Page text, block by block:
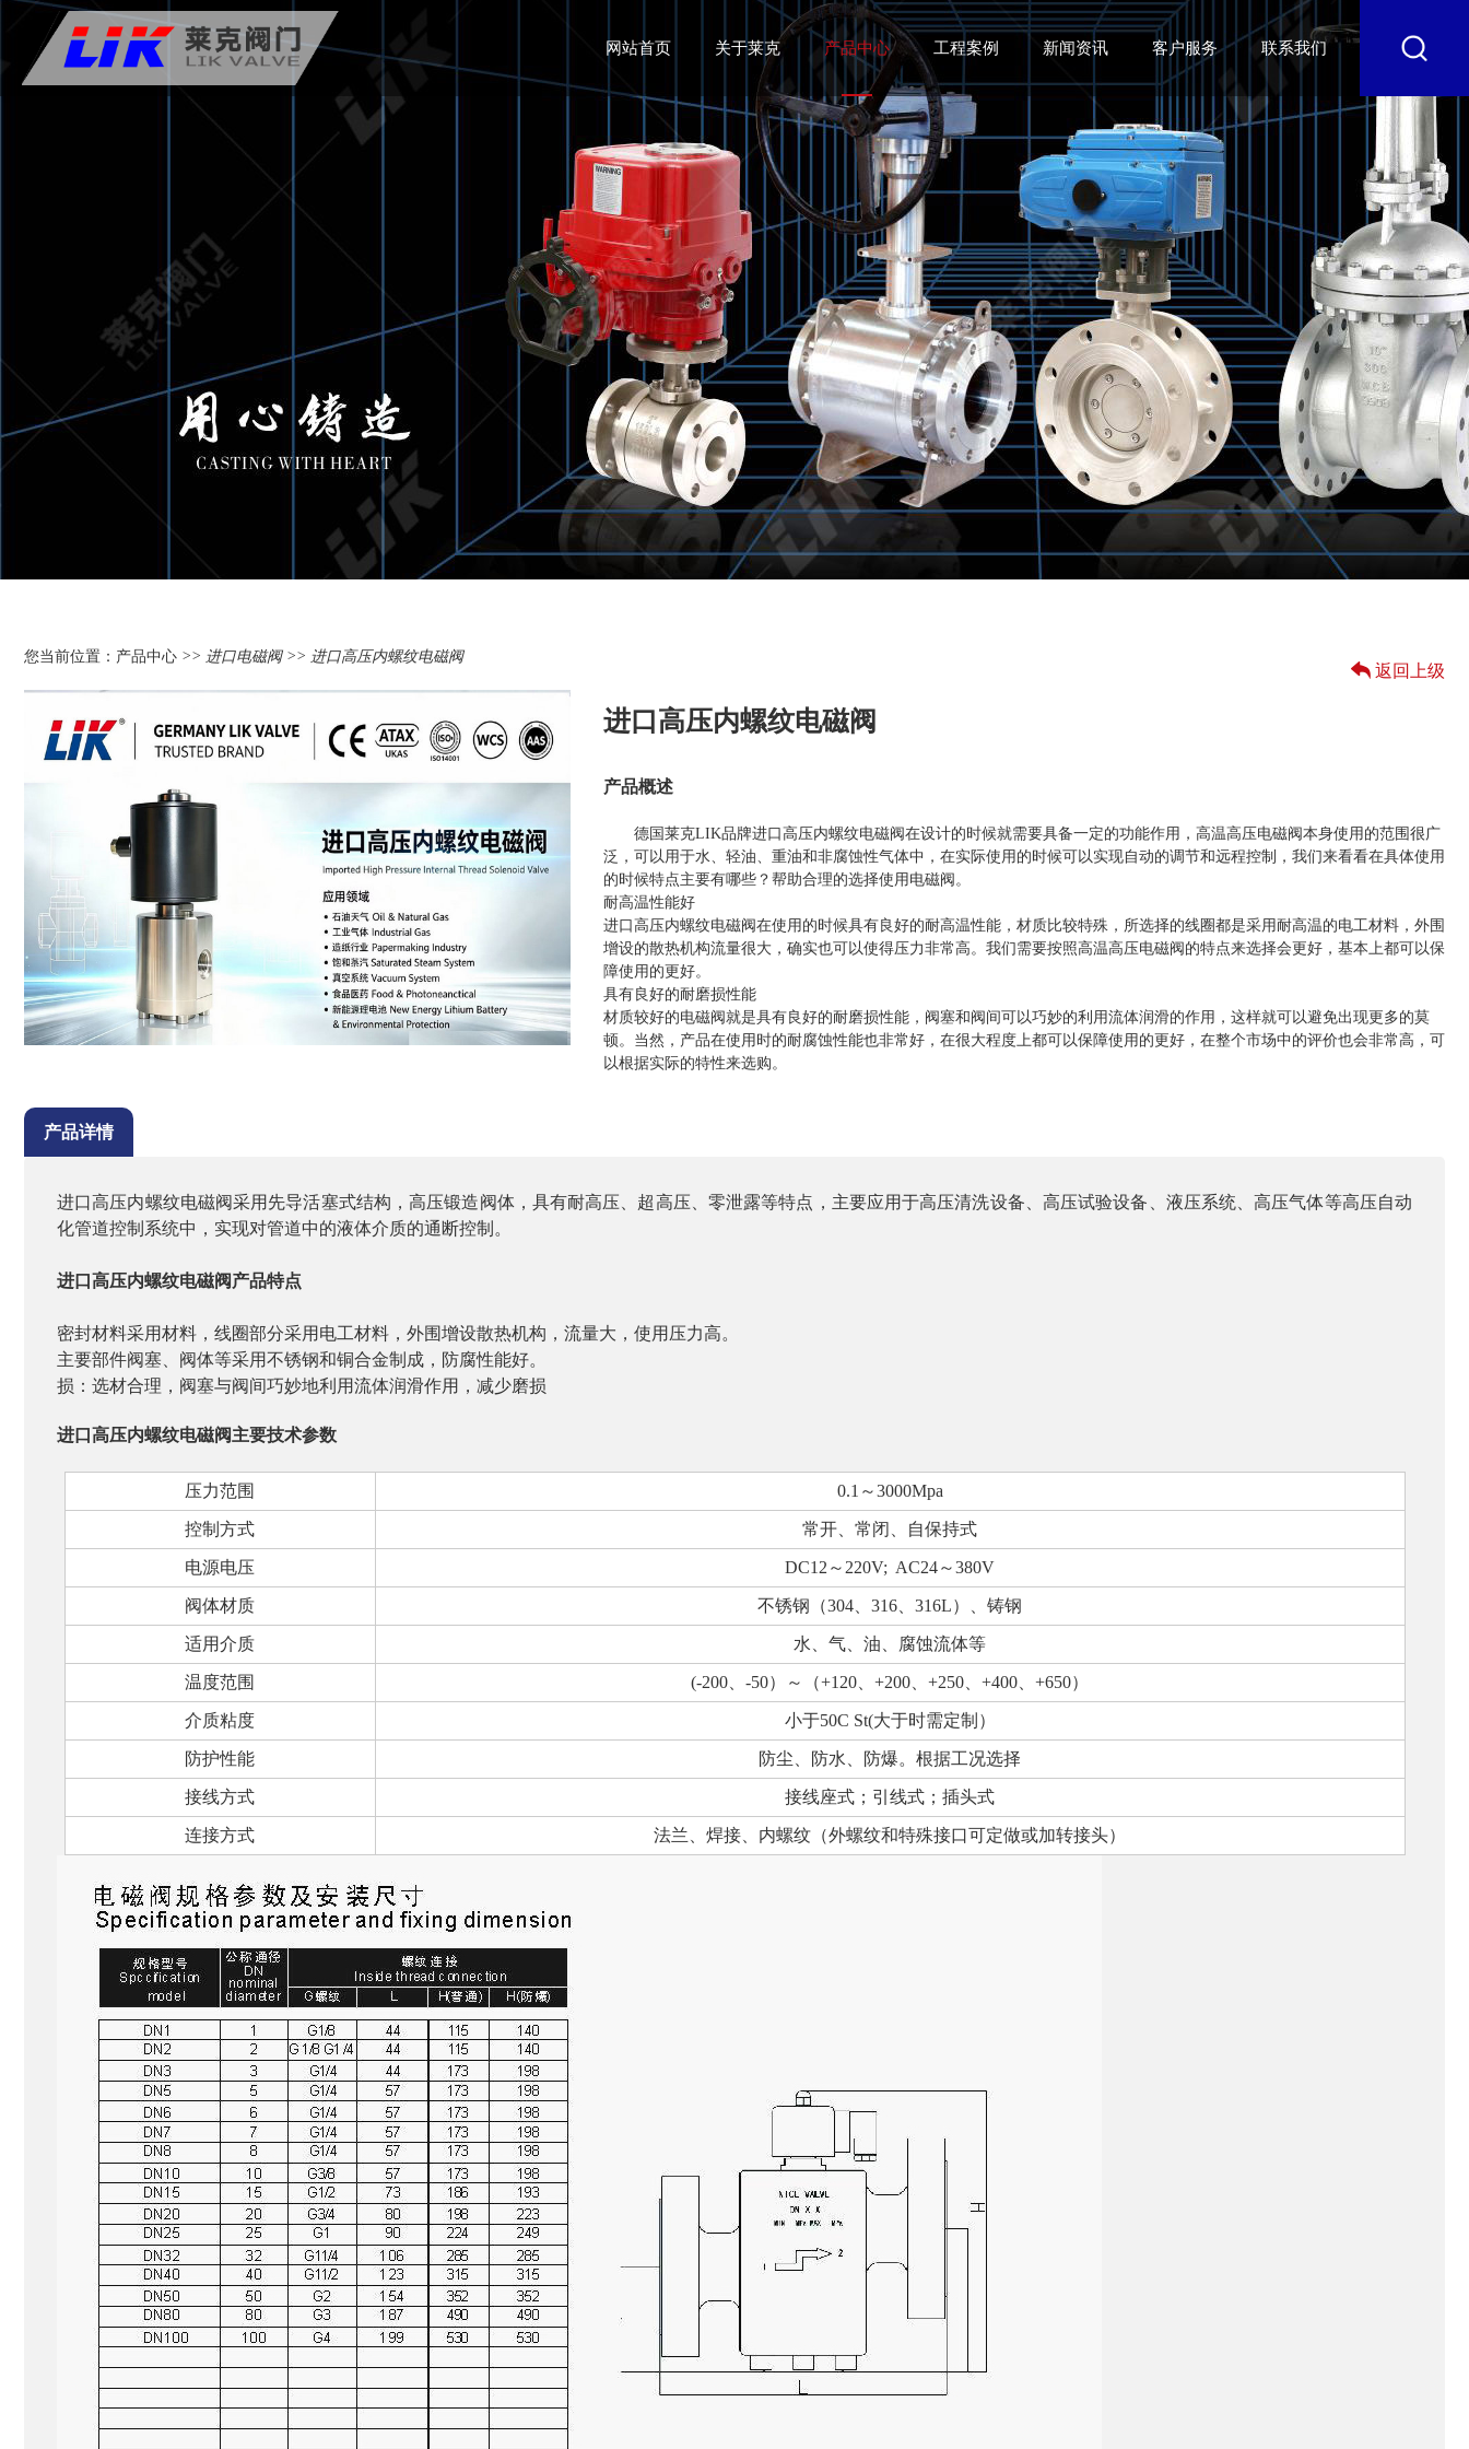
网站首页 关于莱克 产品中心 工程案例 新闻资讯 客户服务 联系我们
您当前位置： 产品中心 >> 进口电磁阀>> 进口高压内螺纹电磁阀
返回上级
进口高压内螺纹电磁阀
产品概述
德国莱克LIK品牌进口高压内螺纹电磁阀在设计的时候就需要具备一定的功能作用，高温高压电磁阀本身使用的范围很广
泛，可以用于水、轻油、重油和非腐蚀性气体中，在实际使用的时候可以实现自动的调节和远程控制，我们来看看在具体使用
的时候特点主要有哪些？帮助合理的选择使用电磁阀。
耐高温性能好
进口高压内螺纹电磁阀在使用的时候具有良好的耐高温性能，材质比较特殊，所选择的线圈都是采用耐高温的电工材料，外围
增设的散热机构流量很大，确实也可以使得压力非常高。我们需要按照高温高压电磁阀的特点来选择会更好，基本上都可以保
障使用的更好。
具有良好的耐磨损性能
材质较好的电磁阀就是具有良好的耐磨损性能，阀塞和阀间可以巧妙的利用流体润滑的作用，这样就可以避免出现更多的莫
顿。当然，产品在使用时的耐腐蚀性能也非常好，在很大程度上都可以保障使用的更好，在整个市场中的评价也会非常高，可
以根据实际的特性来选购。
产品详情
进口高压内螺纹电磁阀采用先导活塞式结构，高压锻造阀体，具有耐高压、超高压、零泄露等特点，主要应用于高压清洗设备、高压试验设备、液压系统、高压气体等高压自动
化管道控制系统中，实现对管道中的液体介质的通断控制。
进口高压内螺纹电磁阀产品特点
密封材料采用材料，线圈部分采用电工材料，外围增设散热机构，流量大，使用压力高。
主要部件阀塞、阀体等采用不锈钢和铜合金制成，防腐性能好。
损：选材合理，阀塞与阀间巧妙地利用流体润滑作用，减少磨损
进口高压内螺纹电磁阀主要技术参数
压力范围 0.1 ～3000Mpa
控制方式 常开、常闭、自保持式
电源电压 DC12 ～ 220V; AC24～380V
阀体材质 不锈钢（304 316 316L）、铸钢
适用介质 水、气、油、腐蚀流体等
温度范围 (-200 -50）～（+120 +200 +250 +400 +650）
介质粘度 小于50C St(大于时需定制）
防护性能 防尘、防水、防爆。根据工况选择
接线方式 接线座式；引线式；插头式
连接方式 法兰、焊接、内螺纹（外螺纹和特殊接口可定做或加转接头）